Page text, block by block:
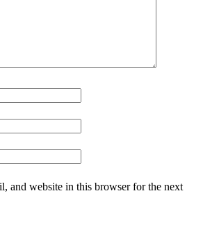
and website in this browser for the next